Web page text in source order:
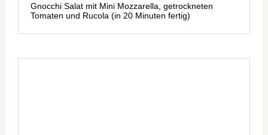
Gnocchi Salat mit Mini Mozzarella, getrockneten
Tomaten und Rucola (in 20 Minuten fertig)